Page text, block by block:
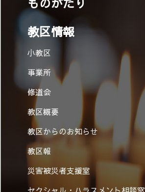
教区情報
小教区
事業所
修道会
教区概要
教区からのお知らせ
教区報
災害被災者支援室